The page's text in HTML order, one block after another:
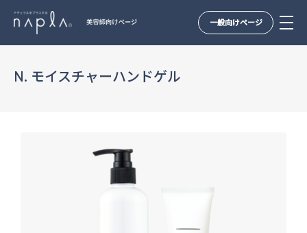
一般向けページ
N. モイスチャーハンドゲル